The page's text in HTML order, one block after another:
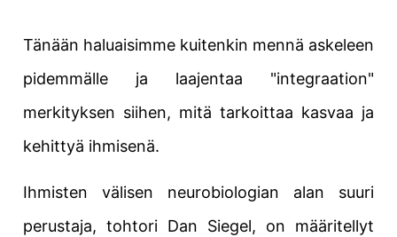
Tänään haluaisimme kuitenkin mennä askeleen
pidemmälle ja laajentaa "integraation"
merkityksen siihen, mitä tarkoittaa kasvaa ja
kehittyä ihmisenä.
Ihmisten välisen neurobiologian alan suuri
perustaja, tohtori Dan Siegel, on määritellyt